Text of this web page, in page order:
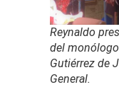
Reynaldo
del
Gutiérrez de
General.